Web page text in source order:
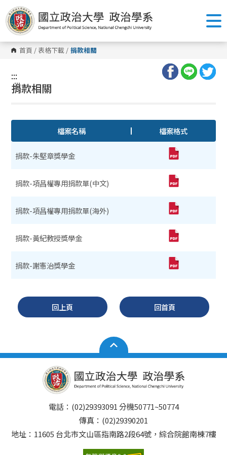
跳
到
主
要
內
容
區 首頁 / 表格下載 / 捐款相關
:::
:::
捐款相關
檔案名稱 檔案格式
捐款-朱堅章獎學金
捐款-項昌權專用捐款單(中文)
捐款-項昌權專用捐款單(海外)
捐款-黃紀教授獎學金
捐款-謝憲治獎學金
回上頁 回首頁
電話：(02)29393091 分機50771~50774
傳真：(02)29390201
地址：11605 台北市文山區指南路2段64號，綜合院館南棟7樓